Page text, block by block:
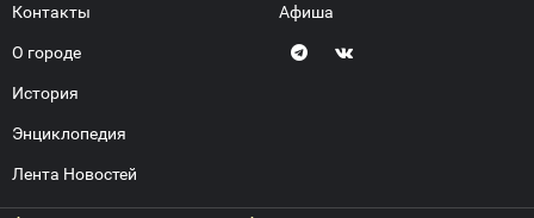
Контакты
О городе
История
Энциклопедия
Лента Новостей
Афиша